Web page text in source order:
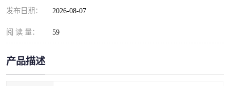
发布日期： 2026-08-07
阅 读 量： 59
产品描述